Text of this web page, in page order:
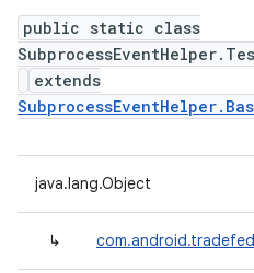
public static class
extends
java.lang.Object
↳